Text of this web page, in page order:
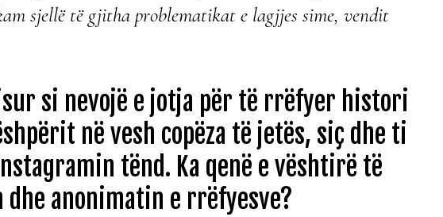
sjellë të gjitha problematikat e lagjjes sime, vendit
si nevojë e jotja për të rrëfyer histori
në vesh copëza të jetës, siç dhe ti
tënd. Ka qenë e vështirë të
anonimatin e rrëfyesve?